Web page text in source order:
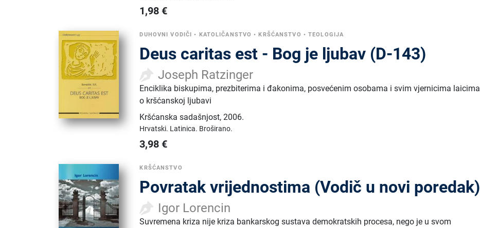
1,98 €
DUHOVNI VODIČI • KATOLIČANSTVO •KRŠĆANSTVO •TEOLOGIJA
Deus caritas est - Bog je ljubav (D-143)
Joseph Ratzinger
Enciklika biskupima, prezbiterima i đakonima, posvećenim osobama i svim vjernicima laicima
o kršćanskoj ljubavi
Kršćanska sadašnjost,2006.
Hrvatski. Latinica. Broširano.
3,98 €
KRŠĆANSTVO
Povratak vrijednostima (Vodič u novi poredak)
Igor Lorencin
Suvremena kriza nije kriza bankarskog sustava demokratskih procesa, nego je u svom